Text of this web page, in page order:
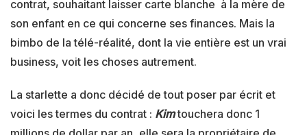
contrat, souhaitant laisser carte blanche à la mère de
son enfant en ce qui concerne ses finances. Mais la
bimbo de la télé-réalité, dont la vie entière est un vrai
business, voit les choses autrement.
La starlette a donc décidé de tout poser par écrit et
voici les termes du contrat : Kimtouchera donc 1